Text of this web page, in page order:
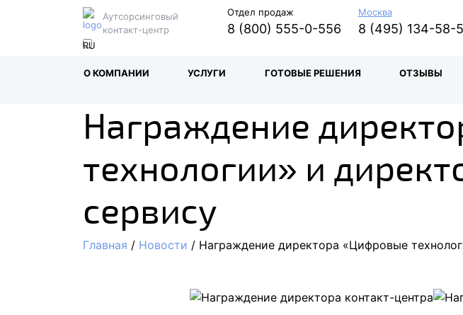
Аутсорсинговый
контакт-центр
Отдел продаж
8 (800) 555-0-556
Москва
8 (495) 134-58-
О КОМПАНИИ УСЛУГИ ГОТОВЫЕ РЕШЕНИЯ ОТЗЫВЫ
Награждение
технологии» и
сервису
Главная / Новости / Награждение директора «Цифровые